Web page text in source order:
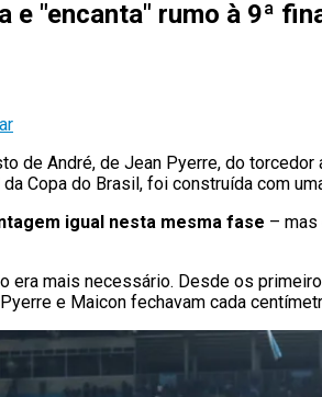
"encanta" rumo à 9ª
de André, de Jean Pyerre, do
Copa do Brasil, foi construída com
igual nesta mesma fase – mas
era mais necessário. Desde os
e Maicon fechavam cada